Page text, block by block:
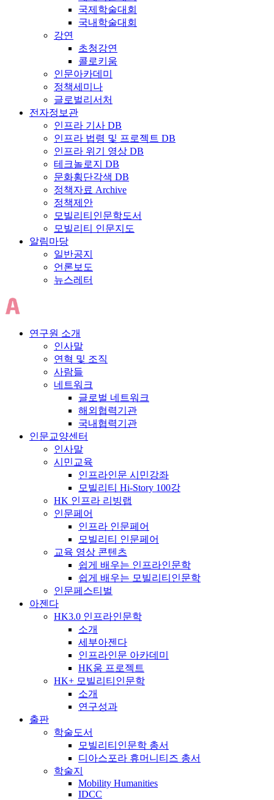
국제학술대회
국내학술대회
강연
초청강연
콜로키움
인문아카데미
정책세미나
글로벌리서처
전자정보관
인프라 기사 DB
인프라 법령 및 프로젝트 DB
인프라 위기 영상 DB
테크놀로지 DB
문화횡단각색 DB
정책자료 Archive
정책제안
모빌리티인문학도서
모빌리티 인문지도
알림마당
일반공지
언론보도
뉴스레터
연구원 소개
인사말
연혁 및 조직
사람들
네트워크
글로벌 네트워크
해외협력기관
국내협력기관
인문교양센터
인사말
시민교육
인프라인문 시민강좌
모빌리티 Hi-Story 100강
HK 인프라 리빙랩
인문페어
인프라 인문페어
모빌리티 인문페어
교육 영상 콘텐츠
쉽게 배우는 인프라인문학
쉽게 배우는 모빌리티인문학
인문페스티벌
아젠다
HK3.0 인프라인문학
소개
세부아젠다
인프라인문 아카데미
HK움 프로젝트
HK+ 모빌리티인문학
소개
연구성과
출판
학술도서
모빌리티인문학 총서
디아스포라 휴머니티즈 총서
학술지
Mobility Humanities
IDCC